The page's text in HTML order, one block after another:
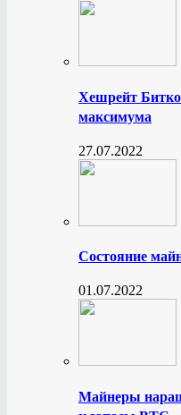
Хешрейт
максимума
27.07.2022
Состояние
01.07.2022
Майнеры